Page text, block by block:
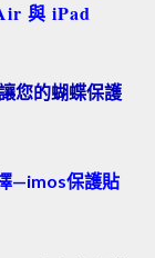
與 iPad
您的蝴蝶保護
—imos保護貼